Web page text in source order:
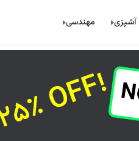
آشپزی مهندسی